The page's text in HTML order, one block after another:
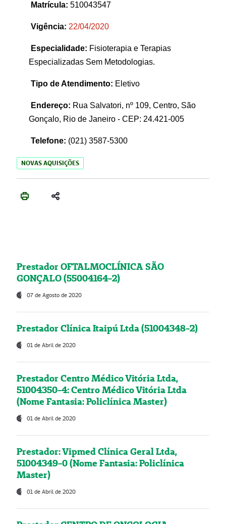
Matrícula: 510043547
Vigência: 22/04/2020
Especialidade: Fisioterapia e Terapias
Especializadas Sem Metodologias.
Tipo de Atendimento: Eletivo
Endereço: Rua Salvatori, nº 109, Centro, São
Gonçalo, Rio de Janeiro - CEP: 24.421-005
Telefone: (021) 3587-5300
NOVAS AQUISIÇÕES
Prestador OFTALMOCLÍNICA SÃO
GONÇALO (55004164-2)
07 de Agosto de 2020
Prestador Clínica Itaipú Ltda (51004348-2)
01 de Abril de 2020
Prestador Centro Médico Vitória Ltda,
51004350-4: Centro Médico Vitória Ltda
(Nome Fantasia: Policlínica Master)
01 de Abril de 2020
Prestador: Vipmed Clínica Geral Ltda,
51004349-0 (Nome Fantasia: Policlínica
Master)
01 de Abril de 2020